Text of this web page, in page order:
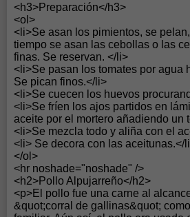
<h3>Preparación</h3>
<ol>
<li>Se asan los pimientos, se
tiempo se asan las cebollas o las
finas. Se reservan. </li>
<li>Se pasan los tomates por agua
Se pican finos.</li>
<li>Se cuecen los huevos
<li>Se fríen los ajos partidos en
aceite por el mortero añadiendo un
<li>Se mezcla todo y aliña con el
<li> Se decora con las aceitunas.</
</ol>
<hr noshade="noshade" />
<h2>Pollo Alpujarreño</h2>
<p>El pollo fue una carne al
&quot;corral de gallinas&quot;